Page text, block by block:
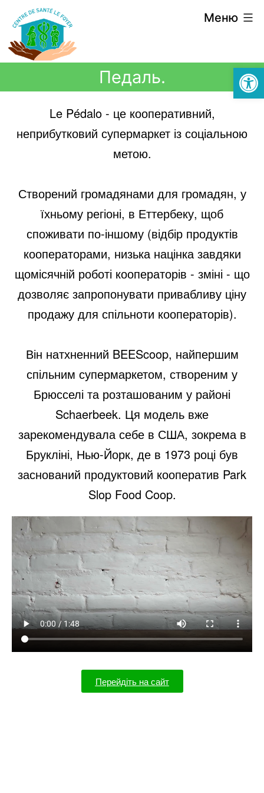
Меню
Педаль.
Le Pédalo - це кооперативний,
неприбутковий супермаркет із соціальною
метою.
Створений громадянами для громадян, у
їхньому регіоні, в Еттербеку, щоб
споживати по-іншому (відбір продуктів
кооператорами, низька націнка завдяки
щомісячній роботі кооператорів - зміні - що
дозволяє запропонувати привабливу ціну
продажу для спільноти кооператорів).
Він натхненний BEEScoop, найпершим
спільним супермаркетом, створеним у
Брюсселі та розташованим у районі
Schaerbeek. Ця модель вже
зарекомендувала себе в США, зокрема в
Брукліні, Нью-Йорк, де в 1973 році був
заснований продуктовий кооператив Park
Slop Food Coop.
Перейдіть на сайт